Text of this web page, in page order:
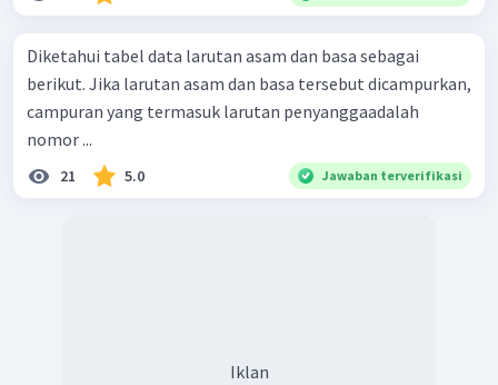
Diketahui tabel data larutan asam dan basa sebagai
berikut. Jika larutan asam dan basa tersebut dicampurkan,
campuran yang termasuk larutan penyanggaadalah
nomor ...
21 5.0 Jawaban terverifikasi
Iklan